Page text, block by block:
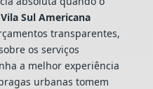
Sul Americana
transparentes,
os serviços
a melhor experiência
urbanas tomem